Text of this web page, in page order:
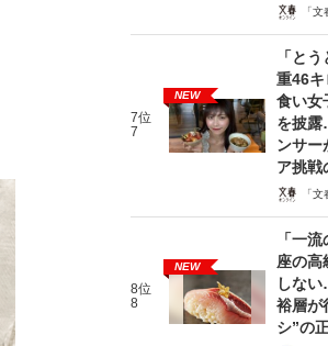
「
7位
7
NEW
「と
重46キ
食い女
を披
ンサー
ア挑戦
「
8位
8
NEW
「一
座の高
しな
裕層が
シ”の